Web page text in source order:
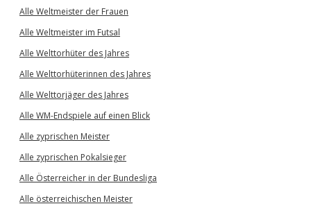
Alle Weltmeister der Frauen
Alle Weltmeister im Futsal
Alle Welttorhüter des Jahres
Alle Welttorhüterinnen des Jahres
Alle Welttorjäger des Jahres
Alle WM-Endspiele auf einen Blick
Alle zyprischen Meister
Alle zyprischen Pokalsieger
Alle Österreicher in der Bundesliga
Alle österreichischen Meister